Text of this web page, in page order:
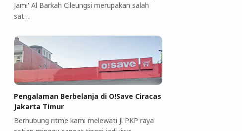
Jami' Al Barkah Cileungsi merupakan salah
sat…
Pengalaman Berbelanja di O!Save Ciracas
Jakarta Timur
Berhubung ritme kami melewati Jl PKP raya